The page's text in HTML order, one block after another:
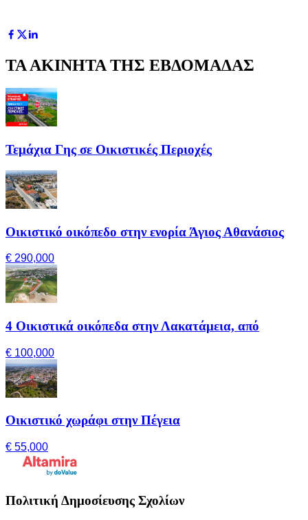
ΤΑ ΑΚΙΝΗΤΑ ΤΗΣ ΕΒΔΟΜΑΔΑΣ
Τεμάχια Γης σε Οικιστικές Περιοχές
Οικιστικό οικόπεδο στην ενορία Άγιος Αθανάσιος
€ 290,000
4 Οικιστικά οικόπεδα στην Λακατάμεια, από
€ 100,000
Οικιστικό χωράφι στην Πέγεια
€ 55,000
Πολιτική Δημοσίευσης Σχολίων